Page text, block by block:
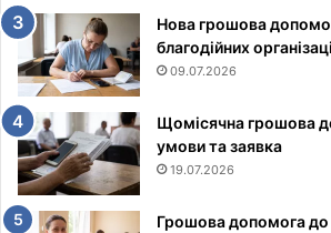
Нова грошова
благодійних
09.07.2026
Щомісячна грошова
умови та заявка
19.07.2026
Грошова допомога до